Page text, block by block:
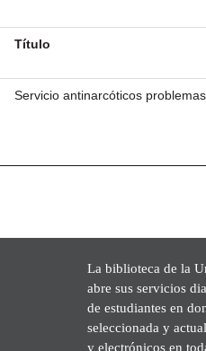
Título
Servicio antinarcóticos
La biblioteca de la
abre sus servicios
de estudiantes en
seleccionada y
y electrónicos en